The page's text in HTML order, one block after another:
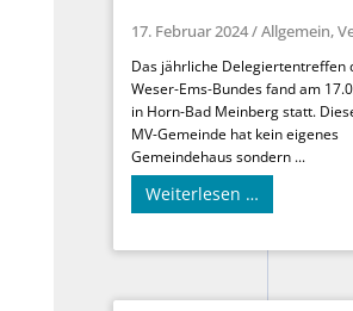
17. Februar 2024/Allgemein,
Das jährliche Delegiertentreffen
Weser-Ems-Bundes fand am
in Horn-Bad Meinberg statt.
MV-Gemeinde hat kein eigenes
Gemeindehaus sondern ...
Weiterlesen …